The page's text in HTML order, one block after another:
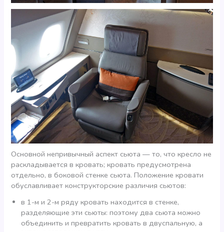
Основной непривычный аспект сьюта — то, что кресло не
раскладывается в кровать; кровать предусмотрена
отдельно, в боковой стенке сьюта. Положение кровати
обуславливает конструкторские различия сьютов:
в 1-м и 2-м ряду кровать находится в стенке,
разделяющие эти сьюты: поэтому два сьюта можно
объединить и превратить кровать в двуспальную, а